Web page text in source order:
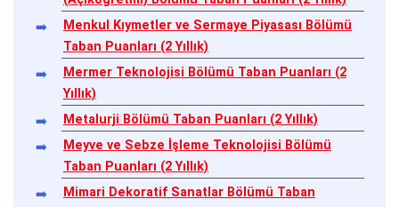
Menkul Kıymetler ve Sermaye Piyasası Bölümü
Taban Puanları (2 Yıllık)
Mermer Teknolojisi Bölümü Taban Puanları (2
Yıllık)
Metalurji Bölümü Taban Puanları (2 Yıllık)
Meyve ve Sebze İşleme Teknolojisi Bölümü
Taban Puanları (2 Yıllık)
Mimari Dekoratif Sanatlar Bölümü Taban